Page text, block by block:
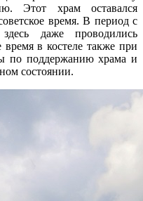
Этот храм оставался
время. В период с
даже проводились
в костеле также при
по поддержанию храма и
состоянии.